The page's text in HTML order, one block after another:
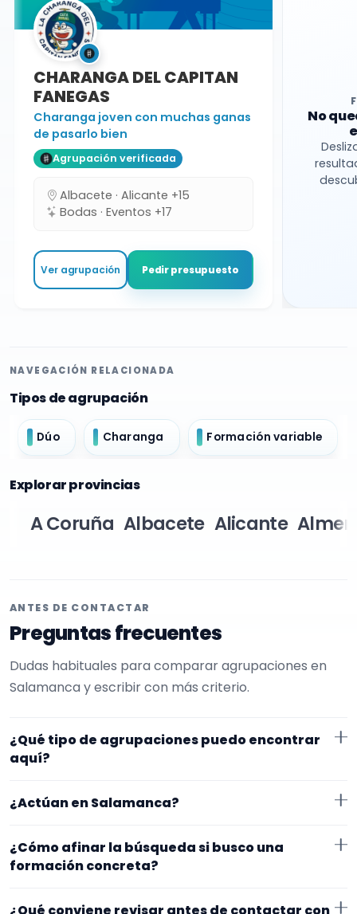
CHARANGA DEL CAPITAN
FANEGAS
Charanga joven con muchas ganas
de pasarlo bien
Agrupación verificada
Albacete · Alicante +15
Bodas · Eventos +17
Ver agrupación Pedir presupuesto
No
NAVEGACIÓN RELACIONADA
Tipos de agrupación
Dúo Charanga Formación variable
Explorar provincias
A Coruña Albacete Alicante
ANTES DE CONTACTAR
Preguntas frecuentes
Dudas habituales para comparar agrupaciones en
Salamanca y escribir con más criterio.
¿Qué tipo de agrupaciones puedo encontrar
aquí?
comuniones. En esta página la selección está más
repertorio, tamaño de la formación y vídeos antes de
¿Actúan en Salamanca?
trabajan en Salamanca. Algunos son de la zona y
confirmar lugar exacto, horarios y posibles gastos.
¿Cómo afinar la búsqueda si busco una
formación concreta?
¿Qué conviene revisar antes de contactar con